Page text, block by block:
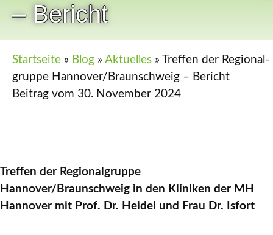
– Bericht
Startseite » Blog » Aktuelles » Treffen der Regional­
gruppe Hannover/Braunschweig – Bericht
Beitrag vom 30. November 2024
Treffen der Regionalgruppe
Hannover/Braunschweig in den Kliniken der MH
Hannover mit Prof. Dr. Heidel und Frau Dr. Isfort